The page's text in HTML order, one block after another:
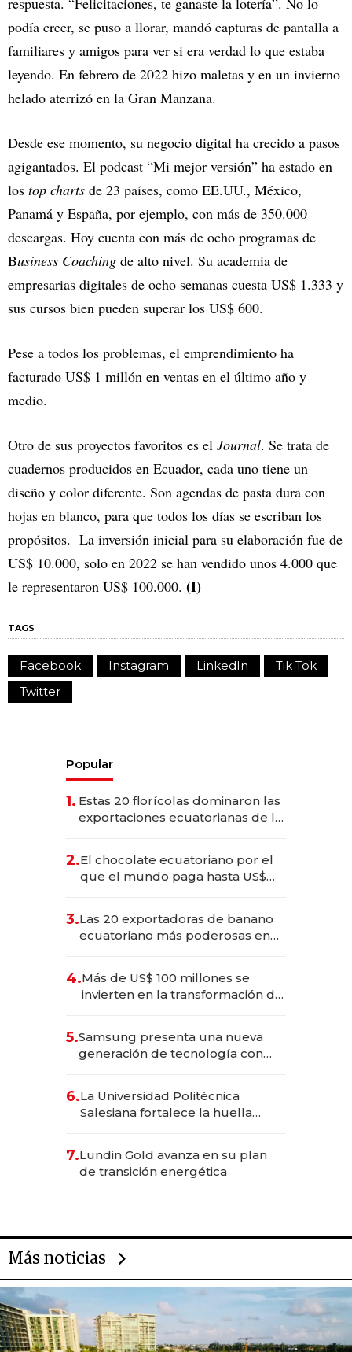
podía creer, se puso a llorar, mandó capturas de pantalla a
familiares y amigos para ver si era verdad lo que estaba
leyendo. En febrero de 2022 hizo maletas y en un invierno
helado aterrizó en la Gran Manzana.
Desde ese momento, su negocio digital ha crecido a pasos
agigantados. El podcast “Mi mejor versión” ha estado en
los top charts de 23 países, como EE.UU., México,
Panamá y España, por ejemplo, con más de 350.000
descargas. Hoy cuenta con más de ocho programas de
Business Coaching de alto nivel. Su academia de
empresarias digitales de ocho semanas cuesta US$ 1.333 y
sus cursos bien pueden superar los US$ 600.
Pese a todos los problemas, el emprendimiento ha
facturado US$ 1 millón en ventas en el último año y
medio.
Otro de sus proyectos favoritos es el Journal. Se trata de
cuadernos producidos en Ecuador, cada uno tiene un
diseño y color diferente. Son agendas de pasta dura con
hojas en blanco, para que todos los días se escriban los
propósitos. La inversión inicial para su elaboración fue de
US$ 10.000, solo en 2022 se han vendido unos 4.000 que
le representaron US$ 100.000. (I)
TAGS
Facebook Instagram LinkedIn
Tik Tok
Twitter
Popular
1. Estas 20 florícolas dominaron las
exportaciones ecuatorianas de la
2.El chocolate ecuatoriano por el
que el mundo paga hasta US$
3.Las 20 exportadoras de banano
ecuatoriano más poderosas en
4.Más de US$ 100 millones se
invierten en la transformación de
5.Samsung presenta una nueva
generación de tecnología con
6.La Universidad Politécnica
Salesiana fortalece la huella
7.Lundin Gold avanza en su plan
de transición energética
Más noticias